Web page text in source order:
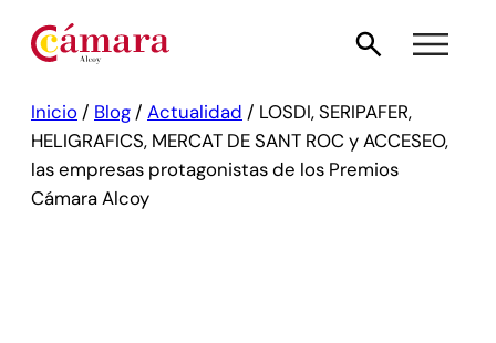
Inicio / Blog / Actualidad / LOSDI, SERIPAFER,
HELIGRAFICS, MERCAT DE SANT ROC y ACCESEO,
las empresas protagonistas de los Premios
Cámara Alcoy